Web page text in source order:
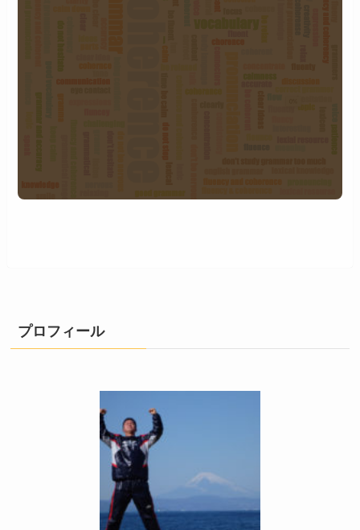
プロフィール